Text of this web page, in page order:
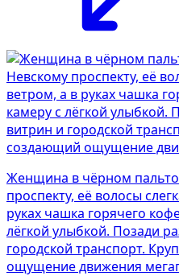
Женщина в чёрном
проспекту, её волосы
руках чашка горячего
лёгкой улыбкой. Позади
городской транспорт.
ощущение движения